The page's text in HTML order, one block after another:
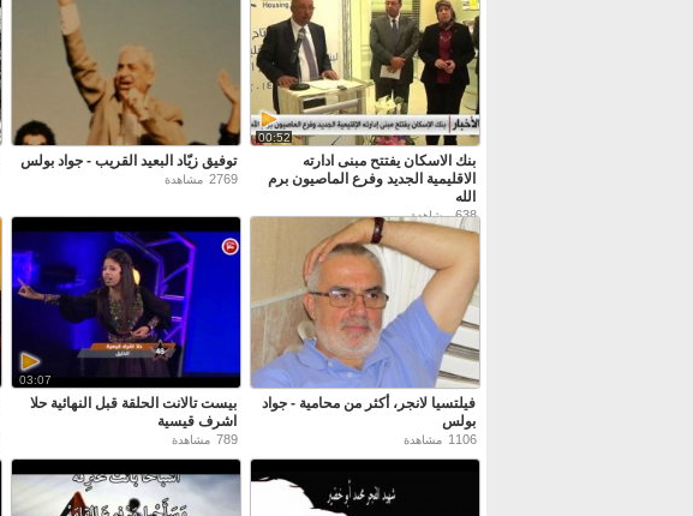
00:52
بنك الاسكان يفتتح مبنى ادارته
الاقليمية الجديد وفرع الماصيون برم
الله
638مشاهدة
توفيق زيّاد البعيد القريب - جواد بولس
2769 مشاهدة
فيلتسيا لانجر، أكثر من محامية - جواد
بولس
1106 مشاهدة
03:07
بيست تالانت الحلقة قبل النهائية حلا
اشرف قيسية
789 مشاهدة